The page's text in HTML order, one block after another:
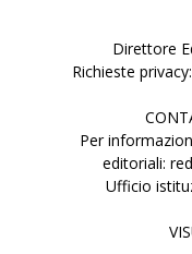
Direttore
Richieste
Per
editoriali:
Ufficio